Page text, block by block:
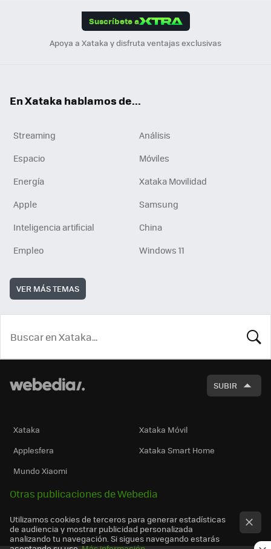
Suscríbete a
Apoya a Xataka y disfruta ventajas exclusivas
En Xataka hablamos de...
Streaming
Análisis
Espacio
Móviles
Energía
Xataka Movilidad
Apple
Samsung
Inteligencia artificial
China
Empleo
Windows 11
VER MÁS TEMAS
SUBIR
Xataka
Xataka Móvil
Applesfera
Xataka Smart Home
Mundo Xiaomi
Otras publicaciones de Webedia
Utilizamos cookies de terceros para generar estadísticas
de audiencia y mostrar publicidad personalizada
analizando tu navegación. Si sigues navegando estarás